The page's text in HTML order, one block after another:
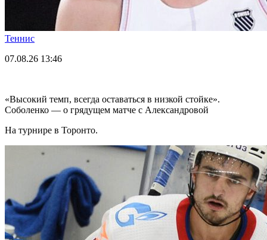
Теннис
07.08.26 13:46
«Высокий темп, всегда оставаться в низкой стойке».
Соболенко — о грядущем матче с Александровой
На турнире в Торонто.